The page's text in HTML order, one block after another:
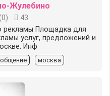
Жулебино
0)
43
рекламы Площадка для
услуг, предложений и
Инф
общение москва